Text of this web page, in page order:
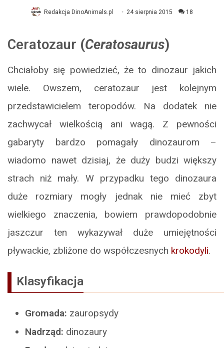
Redakcja DinoAnimals.pl 24 sierpnia 2015 18
Ceratozaur (Ceratosaurus)
Chciałoby się powiedzieć, że to dinozaur jakich
wiele. Owszem, ceratozaur jest kolejnym
przedstawicielem teropodów. Na dodatek nie
zachwycał wielkością ani wagą. Z pewności
gabaryty bardzo pomagały dinozaurom –
wiadomo nawet dzisiaj, że duży budzi większy
strach niż mały. W przypadku tego dinozaura
duże rozmiary mogły jednak nie mieć zbyt
wielkiego znaczenia, bowiem prawdopodobnie
jaszczur ten wykazywał duże umiejętności
pływackie, zbliżone do współczesnych krokodyli.
Klasyfikacja
Gromada: zauropsydy
Nadrząd: dinozaury